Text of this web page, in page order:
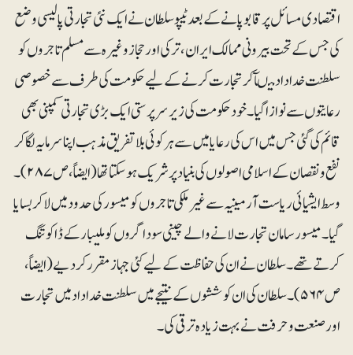
اقتصادی مسائل پر قابو پانے کے بعدٹیپو سلطان نے ایک نئی تجارتی پالیسی وضع
کی جس کے تحت بیرونی ممالک ایران، ترکی اور حجاز وغیرہ سے مسلم تاجروں کو
سلطنت خداداد میںآکر تجارت کرنے کے لیے حکومت کی طرف سے خصوصی
رعایتوں سے نوازا گیا۔ خود حکومت کی زیرسرپرستی ایک بڑی تجارتی کمپنی بھی
قائم کی گئی جس میں اس کی رعایا میں سے ہر کوئی بلاتفریق مذہب اپنا سرمایہ لگا کر
نفع و نقصان کے اسلامی اصولوں کی بنیاد پر شریک ہوسکتا تھا(ایضاً، ص ۲۸۷)۔
وسط ایشیائی ریاست آرمینیہ سے غیر ملکی تاجروں کو میسور کی حدود میں لاکر بسایا
گیا۔میسور سامان تجارت لانے والے چینی سوداگروں کو ملیبار کے ڈاکو تنگ
کرتے تھے۔ سلطان نے ان کی حفاظت کے لیے کئی جہاز مقرر کردیے(ایضاً،
ص ۵۶۴)۔ سلطان کی ان کوششوں کے نتیجے میں سلطنت خداداد میں تجارت
اور صنعت و حرفت نے بہت زیادہ ترقی کی۔